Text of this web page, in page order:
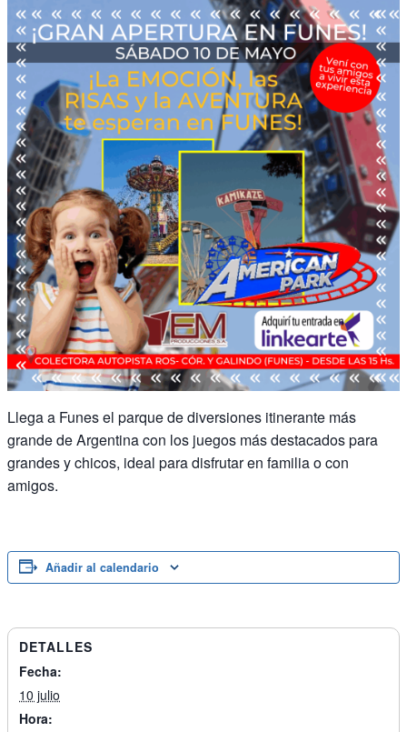
Llega a Funes el parque de diversiones itinerante más
grande de Argentina con los juegos más destacados para
grandes y chicos, ideal para disfrutar en familia o con
amigos.
Añadir al calendario
DETALLES
Fecha:
10 julio
Hora: